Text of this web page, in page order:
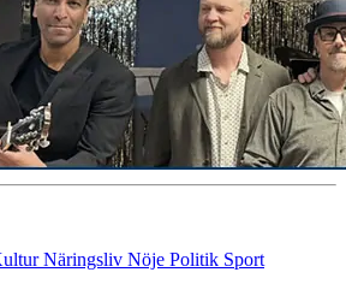
Näringsliv Nöje Politik Sport